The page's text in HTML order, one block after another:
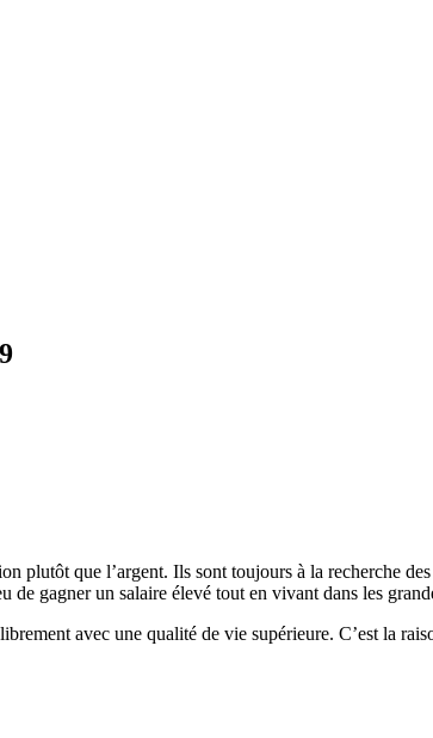
plutôt que l’argent. Ils sont toujours à la recherche
de gagner un salaire élevé tout en vivant dans les
avec une qualité de vie supérieure. C’est la